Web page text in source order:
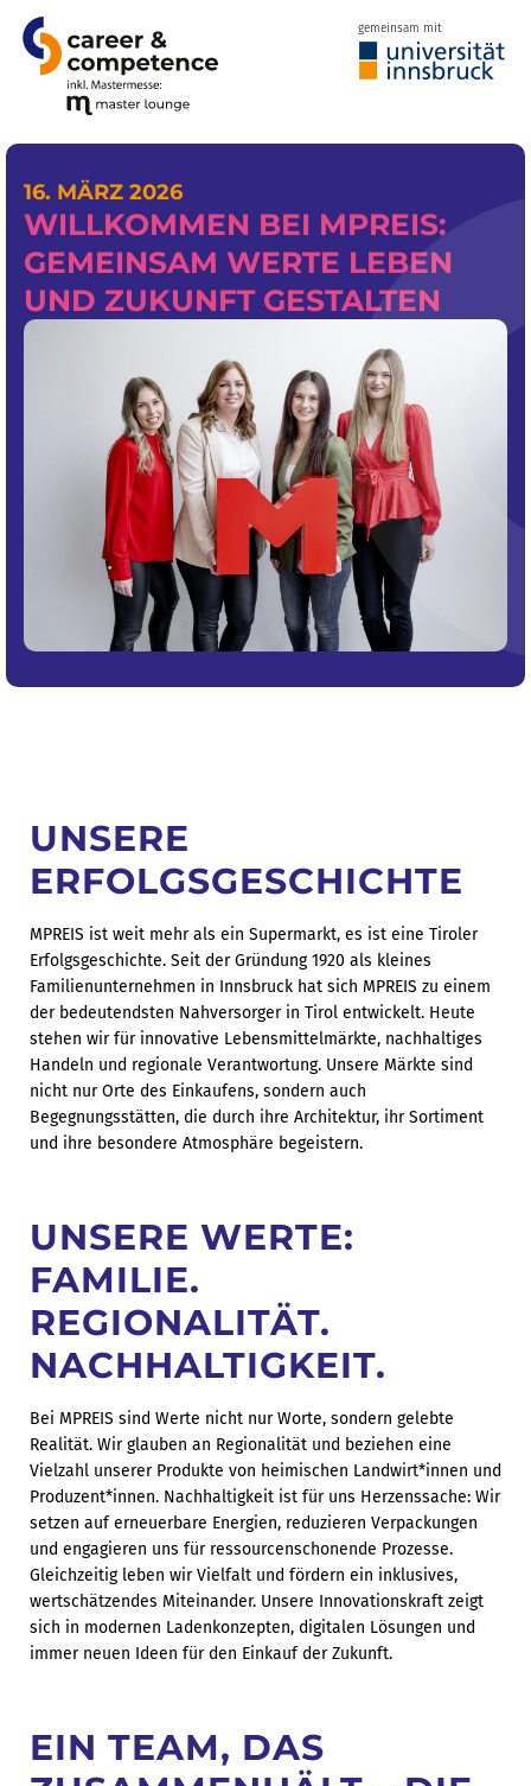
gemeinsam mit
16. MÄRZ 2026
WILLKOMMEN BEI MPREIS:
GEMEINSAM WERTE LEBEN
UND ZUKUNFT GESTALTEN
UNSERE
ERFOLGSGESCHICHTE
MPREIS ist weit mehr als ein Supermarkt, es ist eine Tiroler
Erfolgsgeschichte. Seit der Gründung 1920 als kleines
Familienunternehmen in Innsbruck hat sich MPREIS zu einem
der bedeutendsten Nahversorger in Tirol entwickelt. Heute
stehen wir für innovative Lebensmittelmärkte, nachhaltiges
Handeln und regionale Verantwortung. Unsere Märkte sind
nicht nur Orte des Einkaufens, sondern auch
Begegnungsstätten, die durch ihre Architektur, ihr Sortiment
und ihre besondere Atmosphäre begeistern.
UNSERE WERTE:
FAMILIE.
REGIONALITÄT.
NACHHALTIGKEIT.
Bei MPREIS sind Werte nicht nur Worte, sondern gelebte
Realität. Wir glauben an Regionalität und beziehen eine
Vielzahl unserer Produkte von heimischen Landwirt*innen und
Produzent*innen. Nachhaltigkeit ist für uns Herzenssache: Wir
setzen auf erneuerbare Energien, reduzieren Verpackungen
und engagieren uns für ressourcenschonende Prozesse.
Gleichzeitig leben wir Vielfalt und fördern ein inklusives,
wertschätzendes Miteinander. Unsere Innovationskraft zeigt
sich in modernen Ladenkonzepten, digitalen Lösungen und
immer neuen Ideen für den Einkauf der Zukunft.
EIN TEAM, DAS